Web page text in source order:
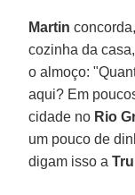
Martin
cozinha da
o almoço:
aqui? Em
cidade no Rio
um pouco de
digam isso a